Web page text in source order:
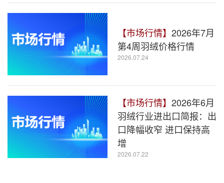
【市场行情】 2026年7月
第4周羽绒价格行情
2026.07.24
【市场行情】 2026年6月
羽绒行业进出口简报：出
口降幅收窄 进口保持高
增
2026.07.22